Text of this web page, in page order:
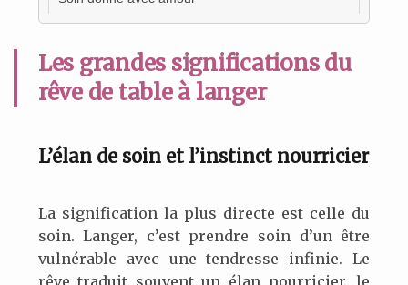
Les grandes significations du
rêve de table à langer
L’élan de soin et l’instinct nourricier
La signification la plus directe est celle du
soin. Langer, c’est prendre soin d’un être
vulnérable avec une tendresse infinie. Le